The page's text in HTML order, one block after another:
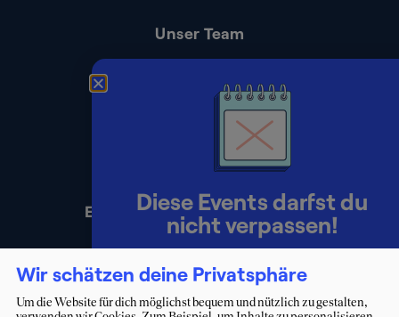
Unser Team
Presse
Impressum
Datenschutz
Erklärung zur Barrierefreiheit
Wir schätzen deine Privatsphäre
Um die Website für dich möglichst bequem und nützlich zu gestalten,
Diese Events darfst du
nicht verpassen!
Lerne Berater:innen persönlich
kennen und starte deinen Weg ins